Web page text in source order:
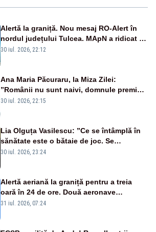
Alertă la graniță. Nou mesaj RO-Alert în
nordul județului Tulcea. MApN a ridicat de
la sol două avioane F-16
30 iul. 2026, 22:12
Ana Maria Păcuraru, la Miza Zilei:
”Românii nu sunt naivi, domnule premier
Bolojan”
30 iul. 2026, 22:15
Lia Olguța Vasilescu: ”Ce se întâmplă în
sănătate este o bătaie de joc. Se
guvernează extraordinar de prost”
30 iul. 2026, 23:24
Alertă aeriană la graniță pentru a treia
oară în 24 de ore. Două aeronave
Eurofighter britanice au fost ridicate de la
31 iul. 2026, 07:24